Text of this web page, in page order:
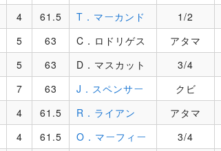
4 61.5 T．マーカンド 1/2
5 63 C．ロドリゲス アタマ
5 63 D．マスカット 3/4
7 63 J．スペンサー クビ
4 61.5 R．ライアン アタマ
4 61.5 O．マーフィー 3/4